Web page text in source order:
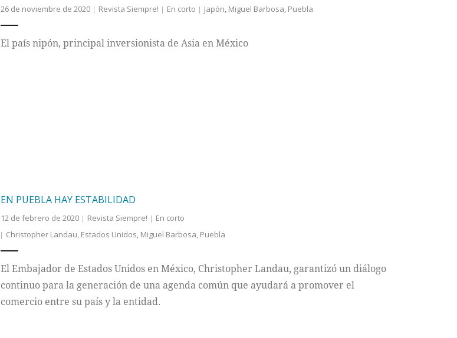
26 de noviembre de 2020 Revista Siempre! En corto Japón Miguel Barbosa Puebla
El país nipón, principal inversionista de Asia en México
EN PUEBLA HAY ESTABILIDAD
12 de febrero de 2020 Revista Siempre!
En corto
Christopher Landau, Estados Unidos, Miguel Barbosa, Puebla
El Embajador de Estados Unidos en México, Christopher Landau, garantizó un diálogo
continuo para la generación de una agenda común que ayudará a promover el
comercio entre su país y la entidad.